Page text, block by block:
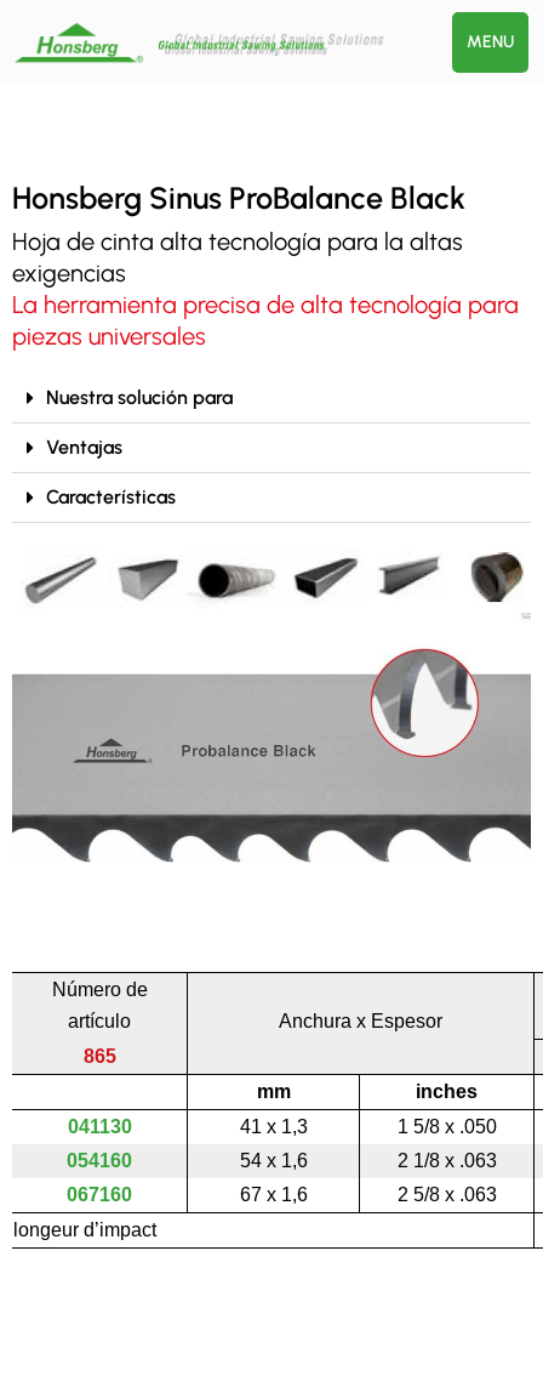
MENU
Honsberg Sinus ProBalance Black
Hoja de cinta alta tecnología para la altas
exigencias
La herramienta precisa de alta tecnología para
piezas universales
Nuestra solución para
Ventajas
Características
Número de
artículo
Anchura x Espesor
865
mm
inches
041130
41 x 1,3
1 5/8 x .050
054160
54 x 1,6
2 1/8 x .063
067160
67 x 1,6
2 5/8 x .063
longeur d’impact